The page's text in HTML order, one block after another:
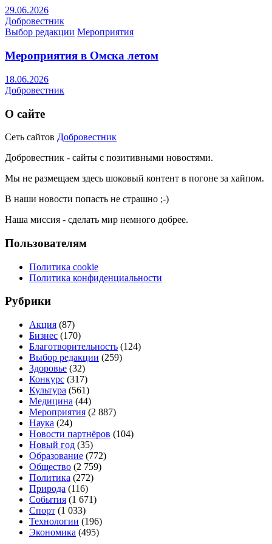
29.06.2026
Добровестник
Выбор редакции Мероприятия
Мероприятия в Омска летом
18.06.2026
Добровестник
О сайте
Сеть сайтов Добровестник
Добровестник - сайты с позитивными новостями.
Мы не размещаем здесь шоковый контент в погоне за хайпом.
В наши новости попасть не страшно ;-)
Наша миссия - сделать мир немного добрее.
Пользователям
Политика cookie
Политика конфиденциальности
Рубрики
Акция (87)
Бизнес (170)
Благотворительность (124)
Выбор редакции (259)
Здоровье (32)
Конкурс (317)
Культура (561)
Медицина (44)
Мероприятия (2 887)
Наука (24)
Новости партнёров (104)
Новый год (35)
Образование (772)
Общество (2 759)
Политика (272)
Природа (116)
События (1 671)
Спорт (1 033)
Технологии (196)
Экономика (495)